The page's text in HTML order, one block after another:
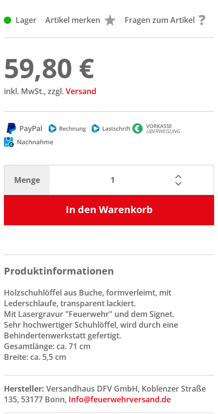
Lager Artikel merken Fragen zum Artikel
59,80 €
inkl. MwSt., zzgl.Versand
Menge
In den Warenkorb
Produktinformationen
Holzschuhlöffel aus Buche, formverleimt, mit
Lederschlaufe, transparent lackiert.
Mit Lasergravur "Feuerwehr" und dem Signet.
Sehr hochwertiger Schuhlöffel, wird durch eine
Behindertenwerkstatt gefertigt.
Gesamtlänge: ca. 71 cm
Breite: ca. 5,5 cm
Hersteller: Versandhaus DFV GmbH, Koblenzer Straße
135, 53177 Bonn, Info@feuerwehrversand.de